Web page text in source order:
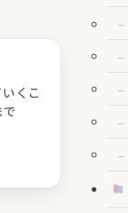
くこ